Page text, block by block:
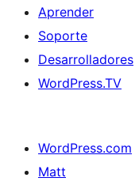
Aprender
Soporte
Desarrolladores
WordPress.TV
WordPress.com
Matt